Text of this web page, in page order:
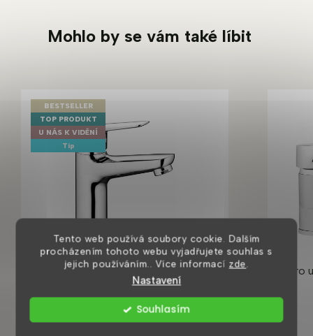
Tento web používá soubory cookie. Dalším
procházením tohoto webu vyjadřujete souhlas s
jejich používáním.. Více informací zde
Nastavení
Souhlasím
Mohlo by se vám také líbit
BESTSELLER
TOP PRODUKT
U NÁS K VIDĚNÍ
Tip
Borro umyvadlová baterie
Skladem ihned k odeslání